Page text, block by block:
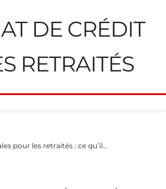
DE CRÉDIT
RETRAITÉS
pour les retraités : ce qu’il…